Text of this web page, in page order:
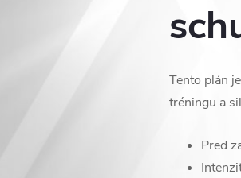
Tento plán
tréningu a
Pred